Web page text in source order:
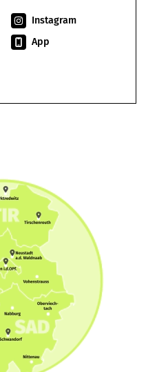
Instagram
App